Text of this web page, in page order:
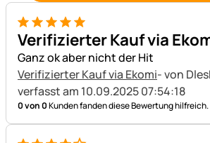
5 von 5
Verifizierter Kauf via
Ganz ok aber nicht der Hit
Verifizierter Kauf via Ekomi- von
verfasst am 10.09.2025 07:54:18
0 von 0Kunden fanden diese Bewertung hilfreich.